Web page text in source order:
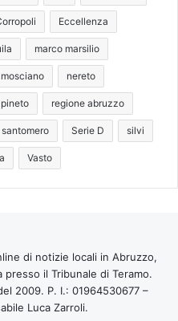
Eccellenza
marco marsilio
mosciano nereto
pineto regione abruzzo
santomero Serie D silvi
Vasto
di notizie locali in Abruzzo,
il Tribunale di Teramo.
2009. P. I.: 01964530677 –
Luca Zarroli.